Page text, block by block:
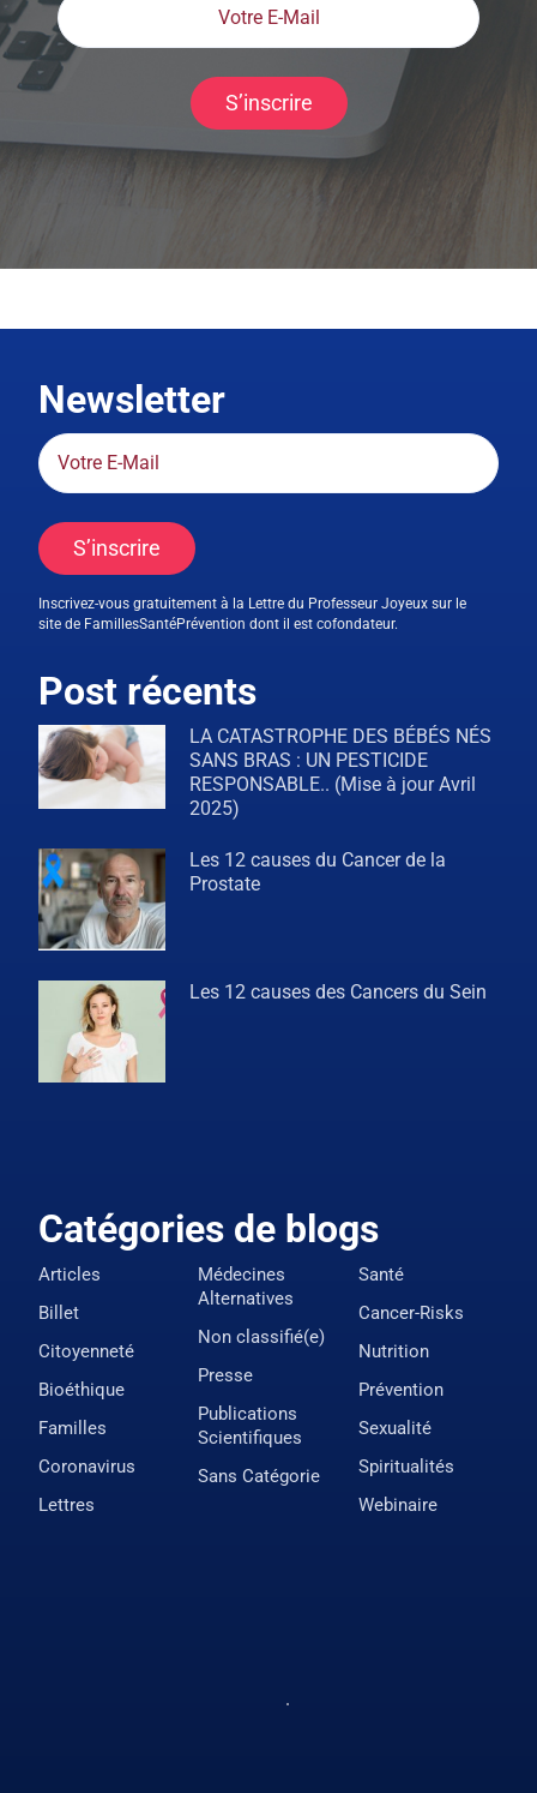
S’inscrire
Newsletter
S’inscrire
Inscrivez-vous gratuitement à la Lettre du Professeur Joyeux sur le
site de FamillesSantéPrévention dont il est cofondateur.
Post récents
LA CATASTROPHE DES BÉBÉS NÉS
SANS BRAS : UN PESTICIDE
RESPONSABLE.. (Mise à jour Avril
2025)
Les 12 causes du Cancer de la
Prostate
Les 12 causes des Cancers du Sein
Catégories de blogs
Articles
Billet
Citoyenneté
Bioéthique
Familles
Coronavirus
Lettres
Médecines
Alternatives
Non classifié(e)
Presse
Publications
Scientifiques
Sans Catégorie
Santé
Cancer-Risks
Nutrition
Prévention
Sexualité
Spiritualités
Webinaire